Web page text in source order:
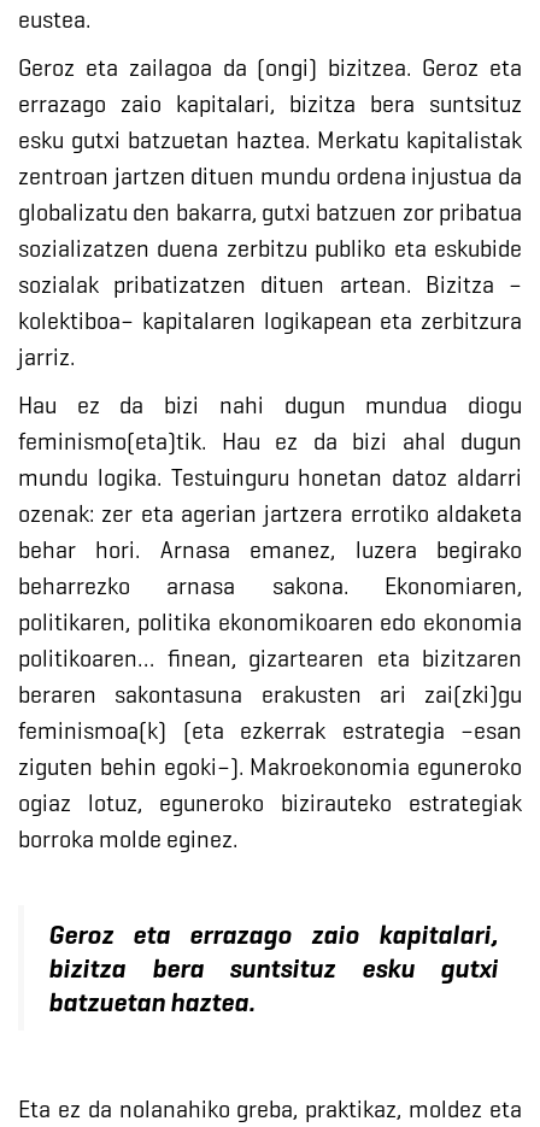
eustea.
Geroz eta zailagoa da (ongi) bizitzea. Geroz eta
errazago zaio kapitalari, bizitza bera suntsituz
esku gutxi batzuetan haztea. Merkatu kapitalistak
zentroan jartzen dituen mundu ordena injustua da
globalizatu den bakarra, gutxi batzuen zor pribatua
sozializatzen duena zerbitzu publiko eta eskubide
sozialak pribatizatzen dituen artean. Bizitza –
kolektiboa– kapitalaren logikapean eta zerbitzura
jarriz.
Hau ez da bizi nahi dugun mundua diogu
feminismo(eta)tik. Hau ez da bizi ahal dugun
mundu logika. Testuinguru honetan datoz aldarri
ozenak: zer eta agerian jartzera errotiko aldaketa
behar hori. Arnasa emanez, luzera begirako
beharrezko arnasa sakona. Ekonomiaren,
politikaren, politika ekonomikoaren edo ekonomia
politikoaren… finean, gizartearen eta bizitzaren
beraren sakontasuna erakusten ari zai(zki)gu
feminismoa(k) (eta ezkerrak estrategia –esan
ziguten behin egoki–). Makroekonomia eguneroko
ogiaz lotuz, eguneroko bizirauteko estrategiak
borroka molde eginez.
Geroz eta errazago zaio kapitalari,
bizitza bera suntsituz esku gutxi
batzuetan haztea.
Eta ez da nolanahiko greba, praktikaz, moldez eta